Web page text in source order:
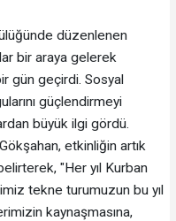
düzenlenen
bir araya gelerek
gün geçirdi. Sosyal
güçlendirmeyi
büyük ilgi gördü.
etkinliğin artık
"Her yıl Kurban
tekne turumuzun bu yıl
kaynaşmasına,